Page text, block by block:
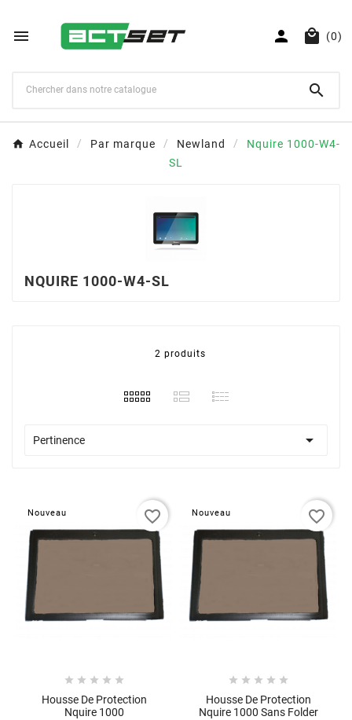
   (0)

Accueil Par marque Newland
Nquire 1000-W4-
SL
NQUIRE 1000-W4-SL
2 produits
Pertinence 
Nouveau
    
Housse De Protection
Nquire 1000
favorite_border Nouveau
    
Housse De Protection
Nquire 1000 Sans Folder
favorite_border